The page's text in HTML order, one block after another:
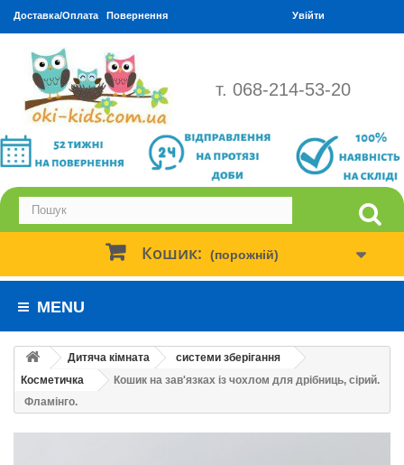
Доставка/Оплата Повернення Увійти
т. 068-214-53-20
Кошик: (порожній)
MENU
Дитяча кімната
системи зберігання
Косметичка
Кошик на зав'язках із чохлом для дрібниць, сірий.
Фламінго.